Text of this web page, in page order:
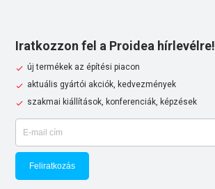
Iratkozzon fel a Proidea hírlevélre!
új termékek az építési piacon
aktuális gyártói akciók, kedvezmények
szakmai kiállítások, konferenciák, képzések
Feliratkozás